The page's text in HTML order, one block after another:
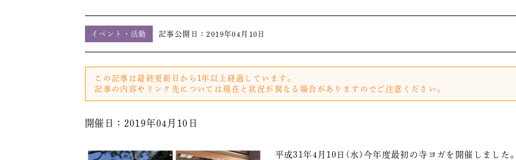
イベント・活動 記事公開日：2019年04月10日
この記事は最終更新日から1年以上経過しています。
記事の内容やリンク先については現在と状況が異なる場合がありますのでご注意ください。
開催日：2019年04月10日
平成31年4月10日(水)今年度最初の寺ヨガを開催しました。